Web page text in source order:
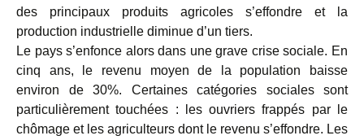
des principaux produits agricoles s’effondre et la
production industrielle diminue d’un tiers.
Le pays s’enfonce alors dans une grave crise sociale. En
cinq ans, le revenu moyen de la population baisse
environ de 30%. Certaines catégories sociales sont
particulièrement touchées : les ouvriers frappés par le
chômage et les agriculteurs dont le revenu s’effondre. Les